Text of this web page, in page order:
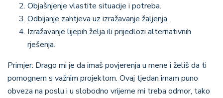
Objašnjenje vlastite situacije i potreba.
Odbijanje zahtjeva uz izražavanje žaljenja.
Izražavanje lijepih želja ili prijedlozi alternativnih
rješenja.
Primjer: Drago mi je da imaš povjerenja u mene i želiš da ti
pomognem s važnim projektom. Ovaj tjedan imam puno
obveza na poslu i u slobodno vrijeme mi treba odmor, tako